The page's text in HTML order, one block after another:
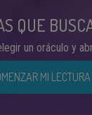
QUE
un oráculo y
MI LECTURA